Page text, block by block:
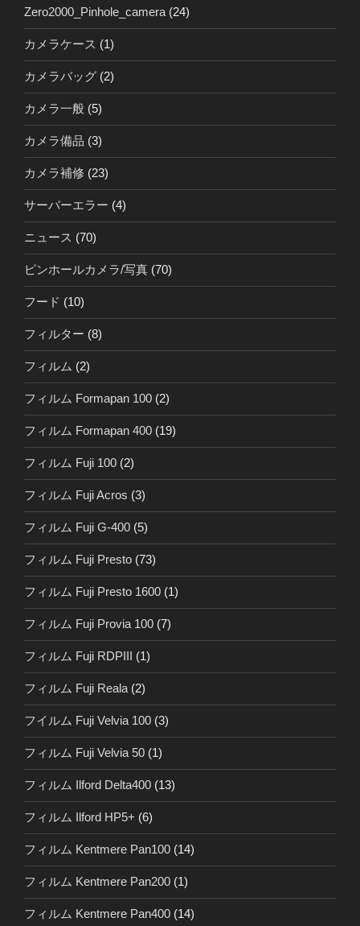
Zero2000_Pinhole_camera (24)
カメラケース (1)
カメラバッグ (2)
カメラ一般 (5)
カメラ備品 (3)
カメラ補修 (23)
サーバーエラー (4)
ニュース (70)
ピンホールカメラ/写真 (70)
フード (10)
フィルター (8)
フィルム (2)
フィルム Formapan 100 (2)
フィルム Formapan 400 (19)
フィルム Fuji 100 (2)
フィルム Fuji Acros (3)
フィルム Fuji G-400 (5)
フィルム Fuji Presto (73)
フィルム Fuji Presto 1600 (1)
フィルム Fuji Provia 100 (7)
フィルム Fuji RDPIII (1)
フィルム Fuji Reala (2)
フイルム Fuji Velvia 100 (3)
フィルム Fuji Velvia 50 (1)
フィルム Ilford Delta400 (13)
フィルム Ilford HP5+ (6)
フィルム Kentmere Pan100 (14)
フィルム Kentmere Pan200 (1)
フィルム Kentmere Pan400 (14)